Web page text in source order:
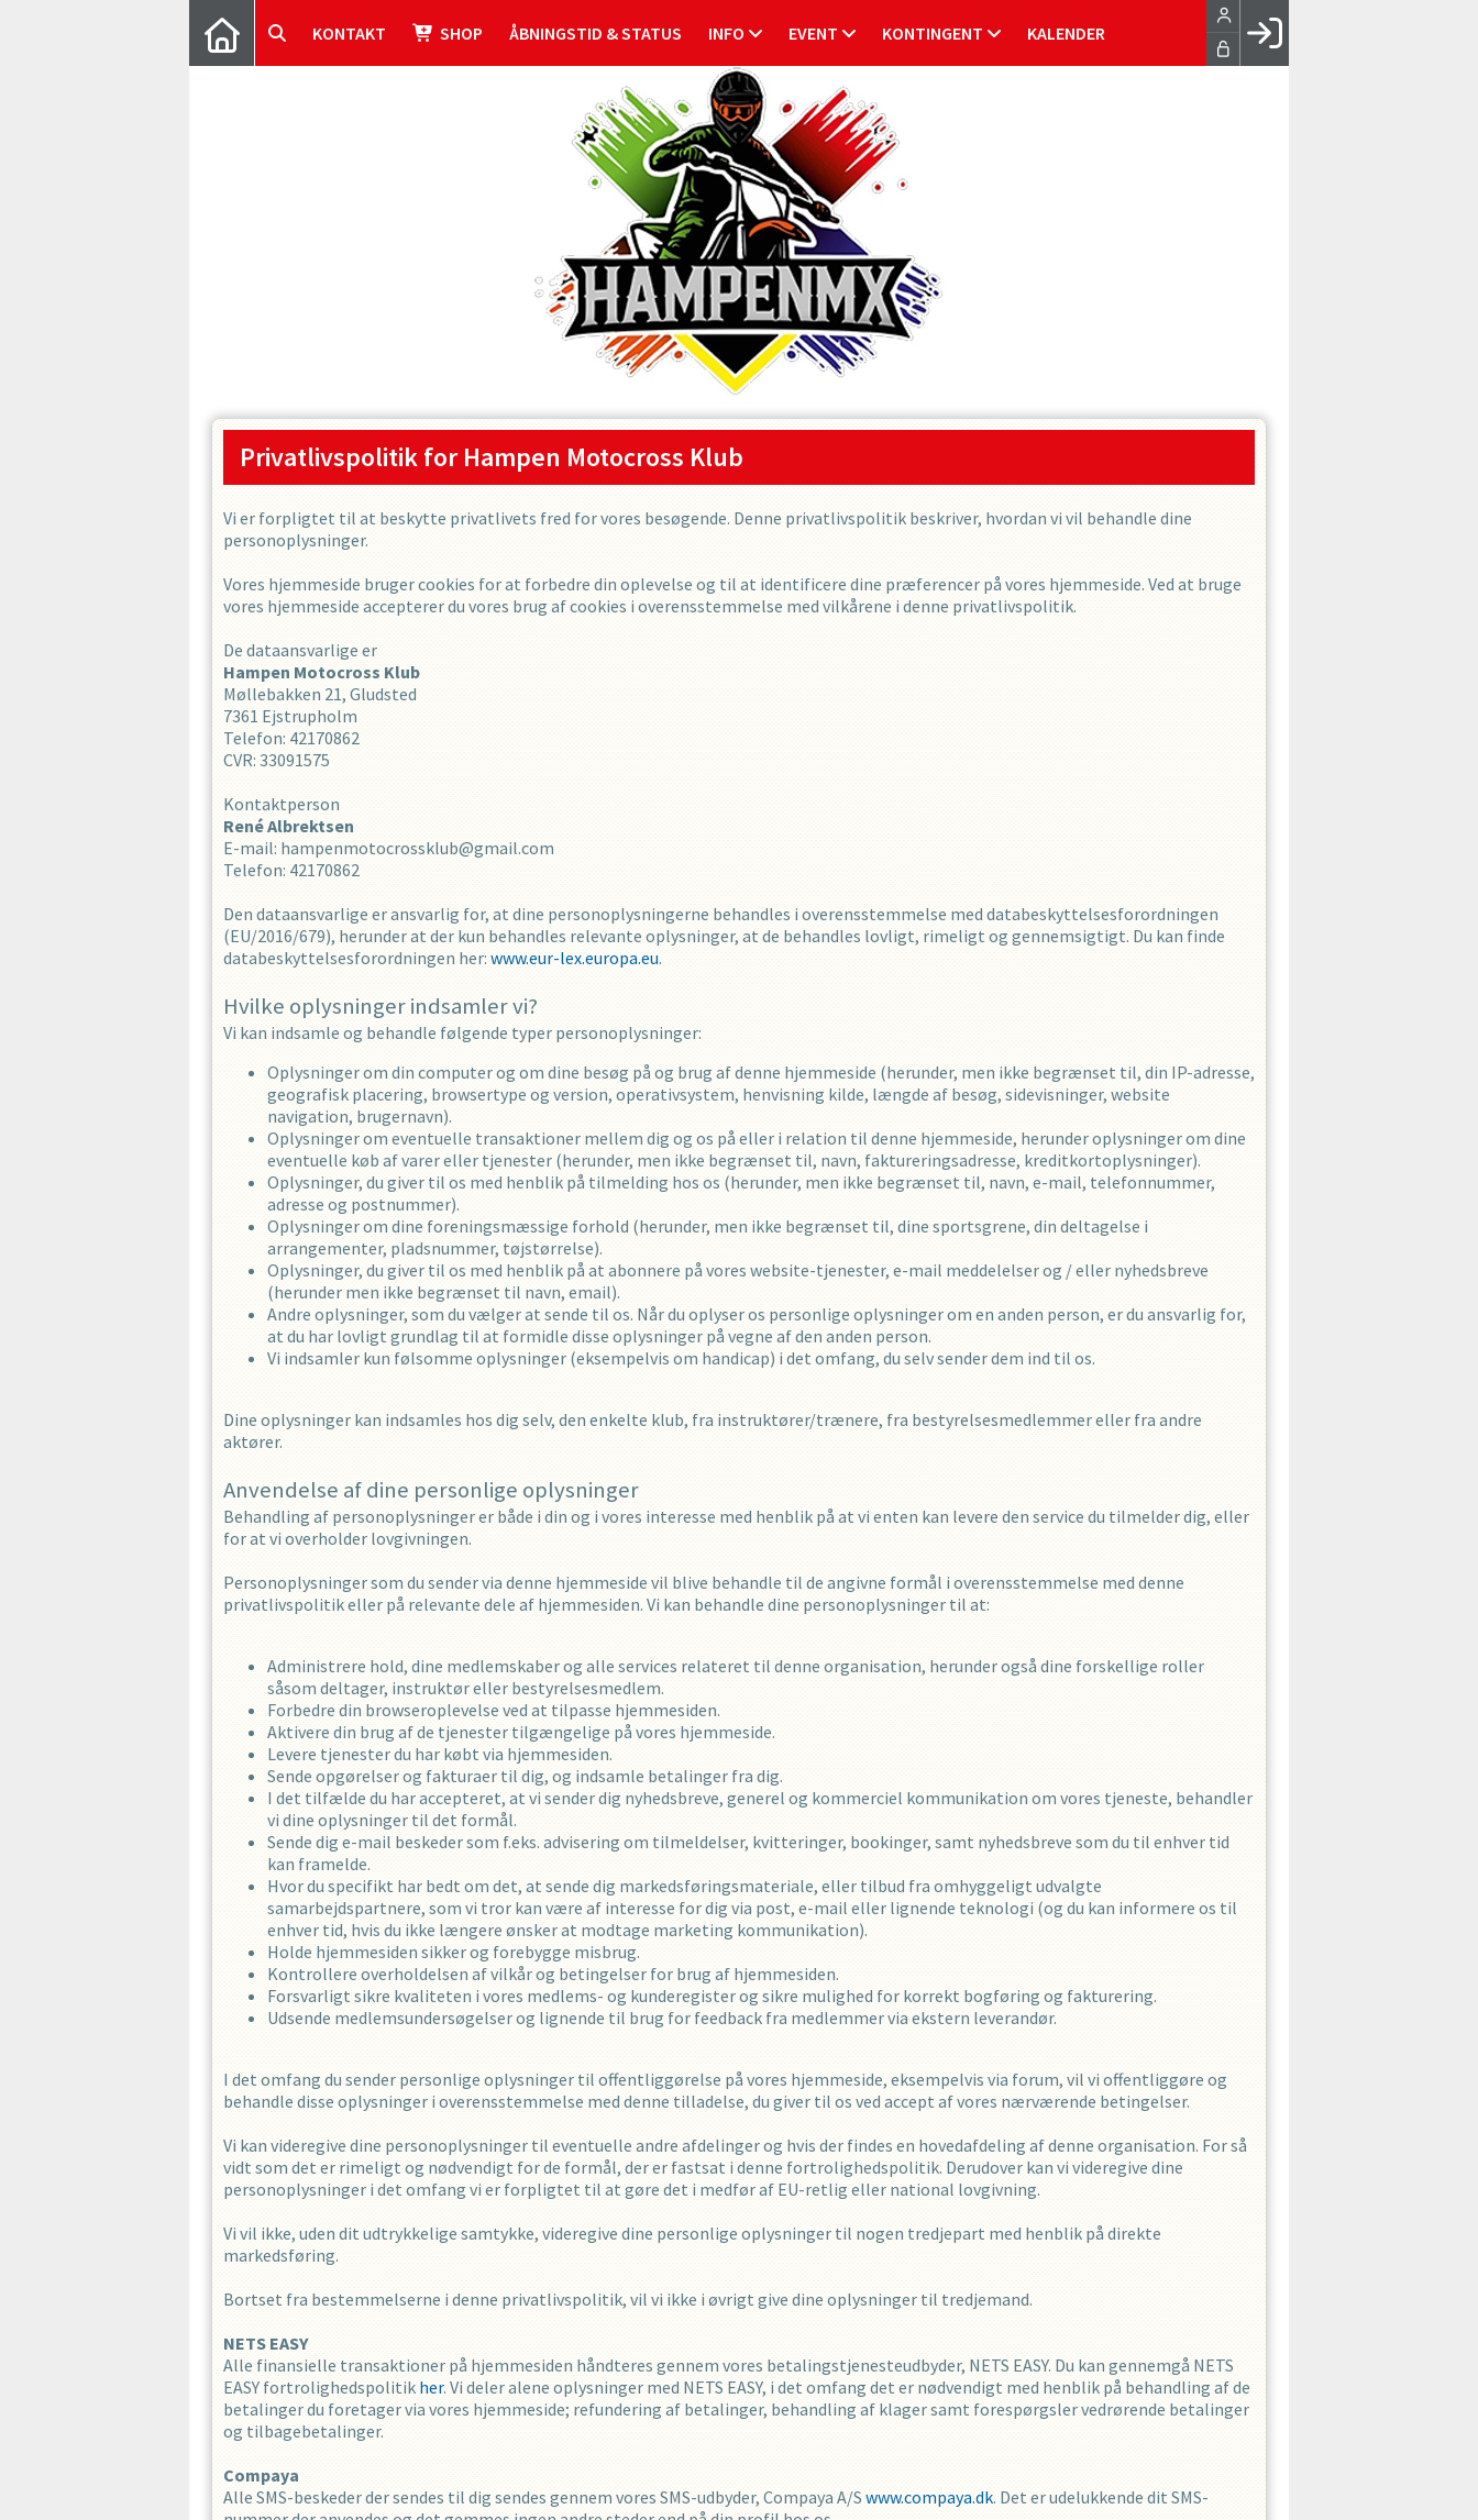
KONTAKT SHOP ÅBNINGSTID & STATUS INFO EVENT KONTINGENT KALENDER
Privatlivspolitik for Hampen Motocross Klub
Vi er forpligtet til at beskytte privatlivets fred for vores besøgende. Denne privatlivspolitik beskriver, hvordan vi vil behandle dine
personoplysninger.
Vores hjemmeside bruger cookies for at forbedre din oplevelse og til at identificere dine præferencer på vores hjemmeside. Ved at bruge
vores hjemmeside accepterer du vores brug af cookies i overensstemmelse med vilkårene i denne privatlivspolitik.
De dataansvarlige er
Hampen Motocross Klub
Møllebakken 21, Gludsted
7361 Ejstrupholm
Telefon: 42170862
CVR: 33091575
Kontaktperson
RenéAlbrektsen
E-mail: hampenmotocrossklub@gmail.com
Telefon: 42170862
Den dataansvarlige er ansvarlig for, at dine personoplysningerne behandles i overensstemmelse med databeskyttelsesforordningen
(EU/2016/679), herunder at der kun behandles relevante oplysninger, at de behandles lovligt, rimeligt og gennemsigtigt. Du kan finde
databeskyttelsesforordningen her: www.eur-lex.europa.eu.
Hvilke oplysninger indsamler vi?
Vi kan indsamle og behandle følgende typer personoplysninger:
Oplysninger om din computer og om dine besøg på og brug af denne hjemmeside (herunder, men ikke begrænset til, din IP-adresse,
geografisk placering, browsertype og version, operativsystem, henvisning kilde, længde af besøg, sidevisninger, website
navigation, brugernavn).
Oplysninger om eventuelle transaktioner mellem dig og os på eller i relation til denne hjemmeside, herunder oplysninger om dine
eventuelle køb af varer eller tjenester (herunder, men ikke begrænset til, navn, faktureringsadresse, kreditkortoplysninger).
Oplysninger, du giver til os med henblik på tilmelding hos os (herunder, men ikke begrænset til, navn, e-mail, telefonnummer,
adresse og postnummer).
Oplysninger om dine foreningsmæssige forhold (herunder, men ikke begrænset til, dine sportsgrene, din deltagelse i
arrangementer, pladsnummer, tøjstørrelse).
Oplysninger, du giver til os med henblik på at abonnere på vores website-tjenester, e-mail meddelelser og / eller nyhedsbreve
(herunder men ikke begrænset til navn, email).
Andre oplysninger, som du vælger at sende til os. Når du oplyser os personlige oplysninger om en anden person, er du ansvarlig for,
at du har lovligt grundlag til at formidle disse oplysninger på vegne af den anden person.
Vi indsamler kun følsomme oplysninger (eksempelvis om handicap) i det omfang, du selv sender dem ind til os.
Dine oplysninger kan indsamles hos dig selv, den enkelte klub, fra instruktører/trænere, fra bestyrelsesmedlemmer eller fra andre
aktører.
Anvendelse af dine personlige oplysninger
Behandling af personoplysninger er både i din og i vores interesse med henblik på at vi enten kan levere den service du tilmelder dig, eller
for at vi overholder lovgivningen.
Personoplysninger som du sender via denne hjemmeside vil blive behandle til de angivne formål i overensstemmelse med denne
privatlivspolitik eller på relevante dele af hjemmesiden. Vi kan behandle dine personoplysninger til at:
Administrere hold, dine medlemskaber og alle services relateret til denne organisation, herunder også dine forskellige roller
såsom deltager, instruktør eller bestyrelsesmedlem.
Forbedre din browseroplevelse ved at tilpasse hjemmesiden.
Aktivere din brug af de tjenester tilgængelige på vores hjemmeside.
Levere tjenester du har købt via hjemmesiden.
Sende opgørelser og fakturaer til dig, og indsamle betalinger fra dig.
I det tilfælde du har accepteret, at vi sender dig nyhedsbreve, generel og kommerciel kommunikation om vores tjeneste, behandler
vi dine oplysninger til det formål.
Sende dig e-mail beskeder som f.eks. advisering om tilmeldelser, kvitteringer, bookinger, samt nyhedsbreve som du til enhver tid
kan framelde.
Hvor du specifikt har bedt om det, at sende dig markedsføringsmateriale, eller tilbud fra omhyggeligt udvalgte
samarbejdspartnere, som vi tror kan være af interesse for dig via post, e-mail eller lignende teknologi (og du kan informere os til
enhver tid, hvis du ikke længere ønsker at modtage marketing kommunikation).
Holde hjemmesiden sikker og forebygge misbrug.
Kontrollere overholdelsen af ​​vilkår og betingelser for brug af hjemmesiden.
Forsvarligt sikre kvaliteten i vores medlems- og kunderegister og sikre mulighed for korrekt bogføring og fakturering.
Udsende medlemsundersøgelser og lignende til brug for feedback fra medlemmer via ekstern leverandør.
I det omfang du sender personlige oplysninger til offentliggørelse på vores hjemmeside, eksempelvis via forum, vil vi offentliggøre og
behandle disse oplysninger i overensstemmelse med denne tilladelse, du giver til os ved accept af vores nærværende betingelser.
Vi kan videregive dine personoplysninger til eventuelle andre afdelinger og hvis der findes en hovedafdeling af denne organisation. For så
vidt som det er rimeligt og nødvendigt for de formål, der er fastsat i denne fortrolighedspolitik. Derudover kan vi videregive dine
personoplysninger i det omfang vi er forpligtet til at gøre det i medfør af EU-retlig eller national lovgivning.
Vi vil ikke, uden dit udtrykkelige samtykke, videregive dine personlige oplysninger til nogen tredjepart med henblik på direkte
markedsføring.
Bortset fra bestemmelserne i denne privatlivspolitik, vil vi ikke i øvrigt give dine oplysninger til tredjemand.
NETS EASY
Alle finansielle transaktioner på hjemmesiden håndteres gennem vores betalingstjenesteudbyder, NETS EASY. Du kan gennemgå NETS
EASY fortrolighedspolitik her. Vi deler alene oplysninger med NETS EASY, i det omfang det er nødvendigt med henblik på behandling af de
betalinger du foretager via vores hjemmeside; refundering af betalinger, behandling af klager samt forespørgsler vedrørende betalinger
og tilbagebetalinger.
Compaya
Alle SMS-beskeder der sendes til dig sendes gennem vores SMS-udbyder, Compaya A/S www.compaya.dk. Det er udelukkende dit SMS-